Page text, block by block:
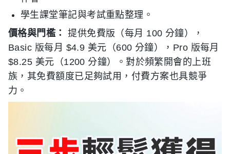
學生課堂筆記與考試重點整理。
價格與門檻：
提供免費版（每月 100 分鐘），
Basic 版每月 $4.9 美元（600 分鐘），Pro 版每月
$8.25 美元（1200 分鐘）。對於頻繁開會的上班
族，其免費額度已足夠試用，付費方案也具競爭
力。